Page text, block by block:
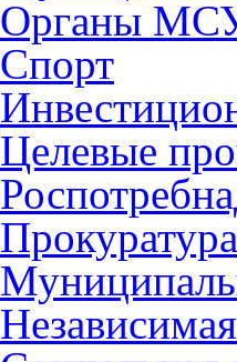
Органы
Спорт
Целевые
Прокуратура